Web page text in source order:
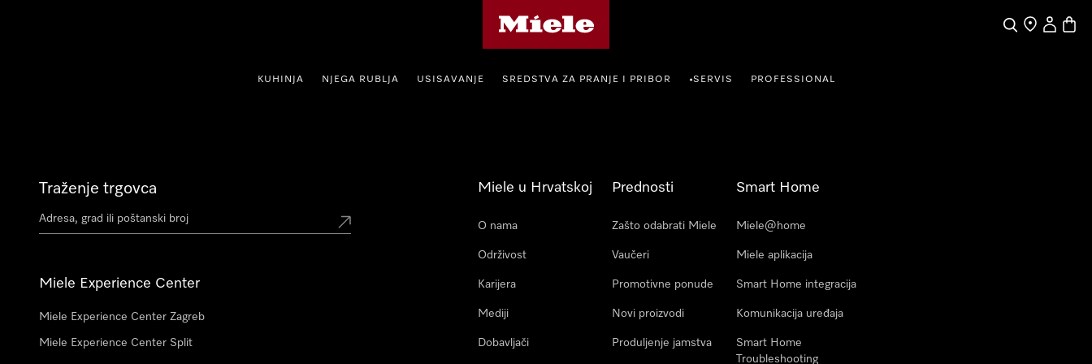
PretragaTraženjeKorisnički
KUHINJA NJEGA RUBLJA USISAVANJE SREDSTVA ZA PRANJE I PRIBOR •SERVIS PROFESSIONAL
Traženje trgovca
Miele Experience Center
Miele Experience Center Zagreb
Miele Experience Center Split
Miele u Hrvatskoj
O nama
Održivost
Karijera
Mediji
Dobavljači
Prednosti
Zašto odabrati Miele
Vaučeri
Promotivne ponude
Novi proizvodi
Produljenje jamstva
Smart Home
Miele@home
Miele aplikacija
Smart Home integracija
Komunikacija uređaja
Smart Home
Troubleshooting